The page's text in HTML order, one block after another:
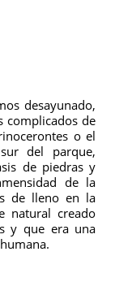
desayunado,
complicados de
o el
del parque,
de piedras y
de la
de lleno en la
natural creado
y que era una